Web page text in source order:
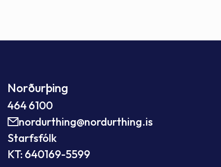
Norðurþing
464 6100
nordurthing@nordurthing.is
Starfsfólk
KT: 640169-5599